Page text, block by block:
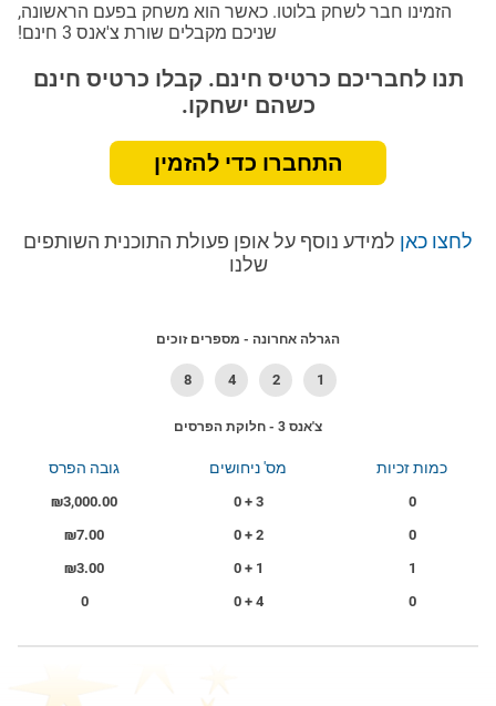
הזמינו חבר לשחק בלוטו. כאשר הוא משחק בפעם הראשונה,
שניכם מקבלים שורת צ'אנס 3 חינם!
תנו לחבריכם כרטיס חינם. קבלו כרטיס חינם
כשהם ישחקו.
התחברו כדי להזמין
לחצו כאן למידע נוסף על אופן פעולת התוכנית השותפים
שלנו
הגרלה אחרונה - מספרים זוכים
8 4 2 1
צ'אנס 3 - חלוקת הפרסים
כמות זכיות מס' ניחושים גובה הפרס
0
0
1
0
3 + 0
2 + 0
1 + 0
4 + 0
₪3,000.00
₪7.00
₪3.00
0